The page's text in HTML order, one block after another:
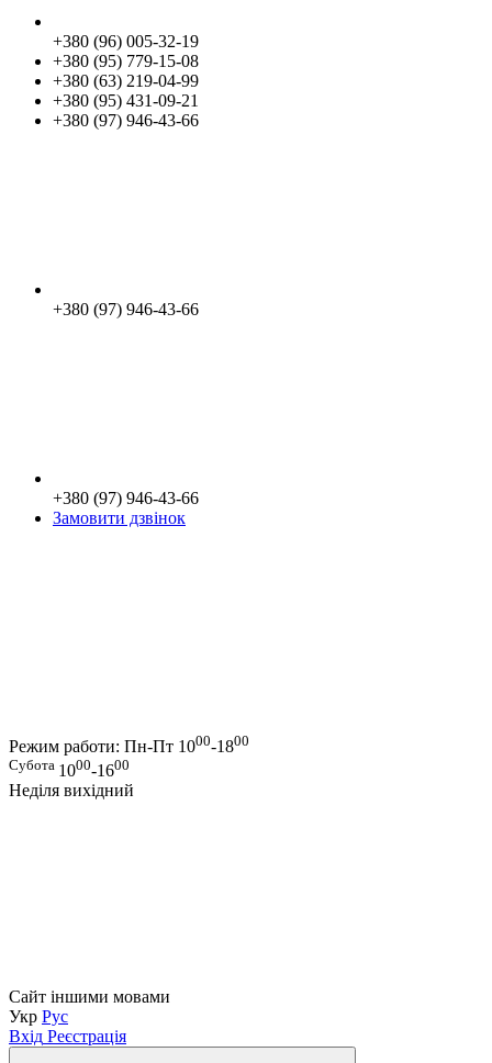
+380 (96) 005-32-19
+380 (95) 779-15-08
+380 (63) 219-04-99
+380 (95) 431-09-21
+380 (97) 946-43-66
+380 (97) 946-43-66
+380 (97) 946-43-66
Замовити дзвінок
Режим работи: Пн-Пт 1000-1800
Субота 1000-1600
Неділя вихідний
Сайт іншими мовами
Укр Рус
Вхід Реєстрація